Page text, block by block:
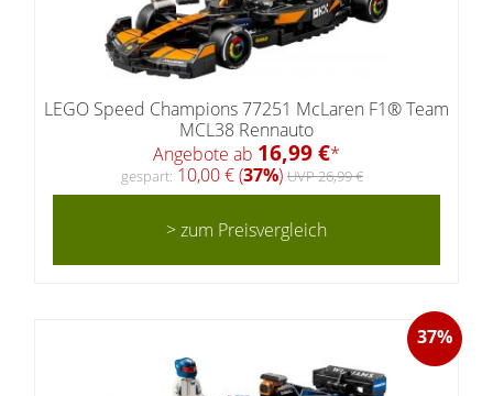
LEGO Speed Champions 77251 McLaren F1® Team
MCL38 Rennauto
Angebote ab 16,99 €*
gespart: 10,00 € (37%) UVP 26,99 €
> zum Preisvergleich
37%